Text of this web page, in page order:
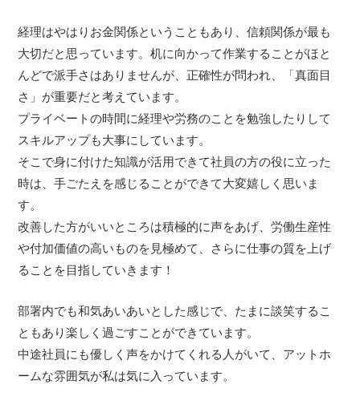
経理はやはりお金関係ということもあり、信頼関係が最も
大切だと思っています。机に向かって作業することがほと
んどで派手さはありませんが、正確性が問われ、「真面目
さ」が重要だと考えています。
プライベートの時間に経理や労務のことを勉強したりして
スキルアップも大事にしています。
そこで身に付けた知識が活用できて社員の方の役に立った
時は、手ごたえを感じることができて大変嬉しく思いま
す。
改善した方がいいところは積極的に声をあげ、労働生産性
や付加価値の高いものを見極めて、さらに仕事の質を上げ
ることを目指していきます！
部署内でも和気あいあいとした感じで、たまに談笑するこ
ともあり楽しく過ごすことができています。
中途社員にも優しく声をかけてくれる人がいて、アットホ
ームな雰囲気が私は気に入っています。